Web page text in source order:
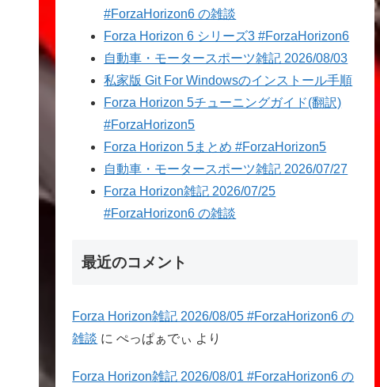
#ForzaHorizon6 の雑談
Forza Horizon 6 シリーズ3 #ForzaHorizon6
自動車・モータースポーツ雑記 2026/08/03
私家版 Git For Windowsのインストール手順
Forza Horizon 5チューニングガイド(翻訳)
#ForzaHorizon5
Forza Horizon 5まとめ #ForzaHorizon5
自動車・モータースポーツ雑記 2026/07/27
Forza Horizon雑記 2026/07/25
#ForzaHorizon6 の雑談
最近のコメント
Forza Horizon雑記 2026/08/05 #ForzaHorizon6 の
雑談 にぺっぱぁでぃ より
Forza Horizon雑記 2026/08/01 #ForzaHorizon6 の